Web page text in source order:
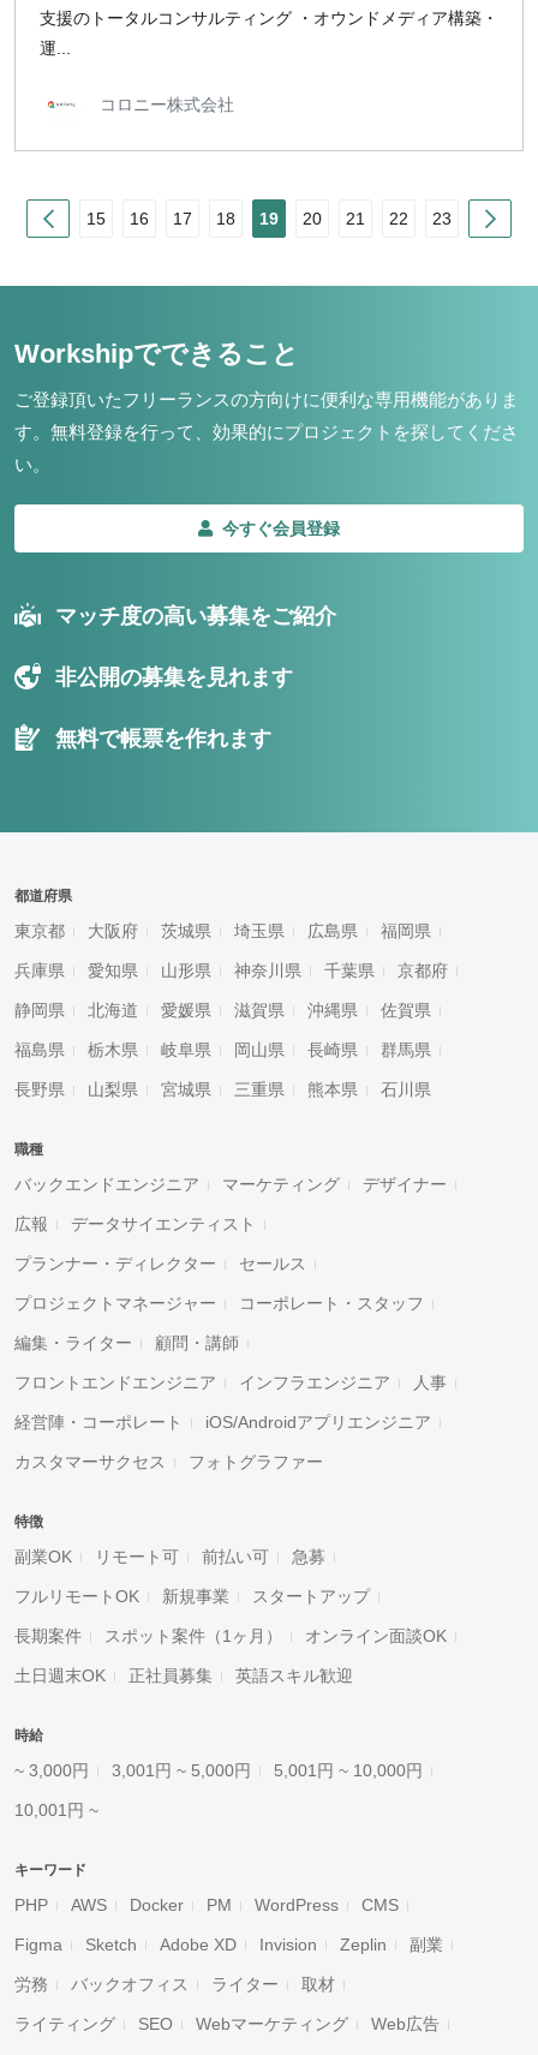
支援のトータルコンサルティング ・オウンドメディア構築・
運...
コロニー株式会社
Prev
15 16 17 18 19 20 21 22 23
Workshipでできること
ご登録頂いたフリーランスの方向けに便利な専用機能がありま
す。 無料登録を行って、効果的にプロジェクトを探してくださ
い。
今すぐ会員登録
マッチ度の高い募集をご紹介
非公開の募集を見れます
無料で帳票を作れます
都道府県
東京都 大阪府 茨城県 埼玉県 広島県 福岡県
兵庫県 愛知県 山形県 神奈川県 千葉県 京都府
静岡県 北海道 愛媛県 滋賀県 沖縄県 佐賀県
福島県 栃木県 岐阜県 岡山県 長崎県 群馬県
長野県 山梨県 宮城県 三重県 熊本県 石川県
職種
バックエンドエンジニア マーケティング デザイナー
広報 データサイエンティスト
プランナー・ディレクター セールス
プロジェクトマネージャー コーポレート・スタッフ
編集・ライター 顧問・講師
フロントエンドエンジニア インフラエンジニア 人事
経営陣・コーポレート iOS/Androidアプリエンジニア
カスタマーサクセス フォトグラファー
特徴
副業OK リモート可 前払い可 急募
フルリモートOK 新規事業 スタートアップ
長期案件 スポット案件（1ヶ月） オンライン面談OK
土日週末OK 正社員募集 英語スキル歓迎
時給
~ 3,000円 3,001円 ~ 5,000円 5,001円 ~ 10,000円
10,001円 ~
キーワード
PHP AWS Docker PM WordPress CMS
Figma Sketch Adobe XD Invision Zeplin 副業
労務 バックオフィス ライター 取材
ライティング SEO Webマーケティング Web広告